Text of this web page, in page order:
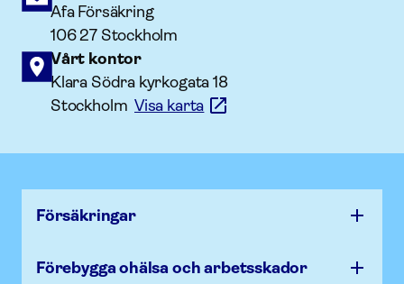
Afa Försäkring
106 27 Stockholm
Vårt kontor
Klara Södra kyrkogata 18
StockholmVisa karta
Försäk­ringar
Förebygga ohälsa och arbets­skador